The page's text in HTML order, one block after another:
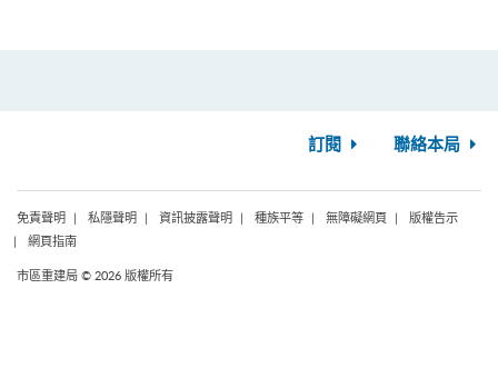
訂閱 聯絡本局
免責聲明 私隱聲明 資訊披露聲明 種族平等 無障礙網頁
版權告示
網頁指南
市區重建局 © 2026 版權所有